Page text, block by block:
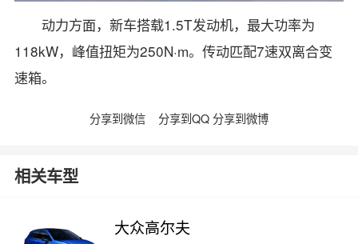
动力方面，新车搭载1.5T发动机，最大功率为
118kW，峰值扭矩为250N·m。传动匹配7速双离合变
速箱。
分享到微信 分享到QQ 分享到微博
相关车型
大众高尔夫